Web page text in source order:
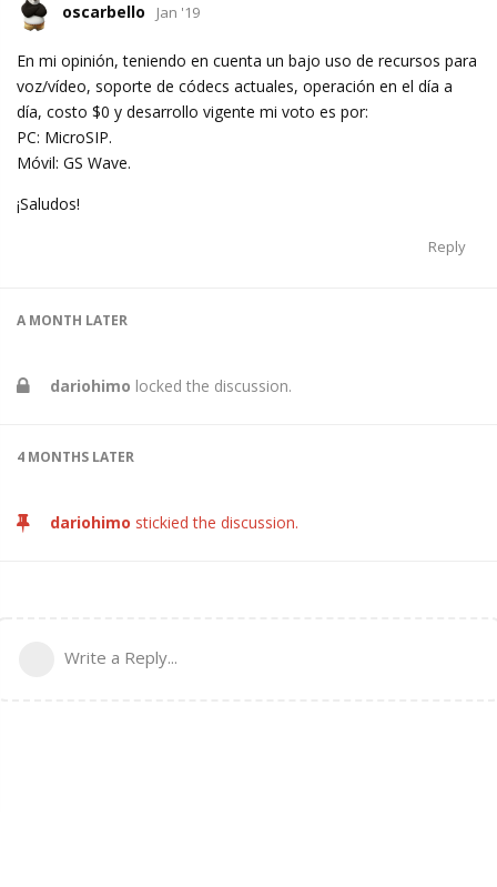
oscarbello Jan '19
En mi opinión, teniendo en cuenta un bajo uso de recursos para
voz/vídeo, soporte de códecs actuales, operación en el día a
día, costo $0 y desarrollo vigente mi voto es por:
PC: MicroSIP.
Móvil: GS Wave.
¡Saludos!
Reply
A MONTH LATER
dariohimo locked the discussion.
4 MONTHS LATER
dariohimo stickied the discussion.
Write a Reply...